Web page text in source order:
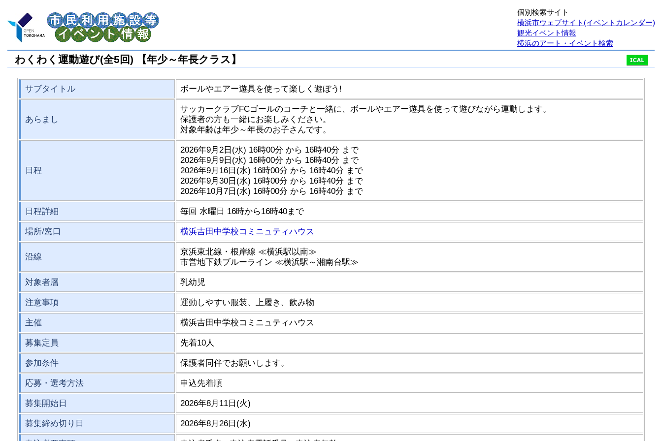
個別検索サイト
横浜市ウェブサイト(イベントカレンダー)
観光イベント情報
横浜のアート・イベント検索
わくわく運動遊び(全5回) 【年少～年長クラス】
サブタイトル ボールやエアー遊具を使って楽しく遊ぼう!
あらまし
サッカークラブFCゴールのコーチと一緒に、ボールやエアー遊具を使って遊びながら運動します。
保護者の方も一緒にお楽しみください。
対象年齢は年少～年長のお子さんです。
日程
2026年9月2日(水) 16時00分 から 16時40分 まで
2026年9月9日(水) 16時00分 から 16時40分 まで
2026年9月16日(水) 16時00分 から 16時40分 まで
2026年9月30日(水) 16時00分 から 16時40分 まで
2026年10月7日(水) 16時00分 から 16時40分 まで
日程詳細 毎回 水曜日 16時から16時40まで
場所/窓口 横浜吉田中学校コミニュティハウス
沿線
京浜東北線・根岸線 ≪横浜駅以南≫
市営地下鉄ブルーライン ≪横浜駅～湘南台駅≫
対象者層 乳幼児
注意事項 運動しやすい服装、上履き、飲み物
主催 横浜吉田中学校コミニュティハウス
募集定員 先着10人
参加条件 保護者同伴でお願いします。
応募・選考方法 申込先着順
募集開始日 2026年8月11日(火)
募集締め切り日 2026年8月26日(水)